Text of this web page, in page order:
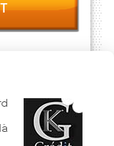
Taux
Meilleur Taux
fonction des